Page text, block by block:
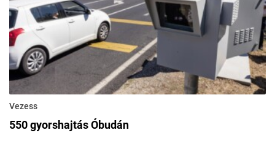
Vezess
550 gyorshajtás Óbudán